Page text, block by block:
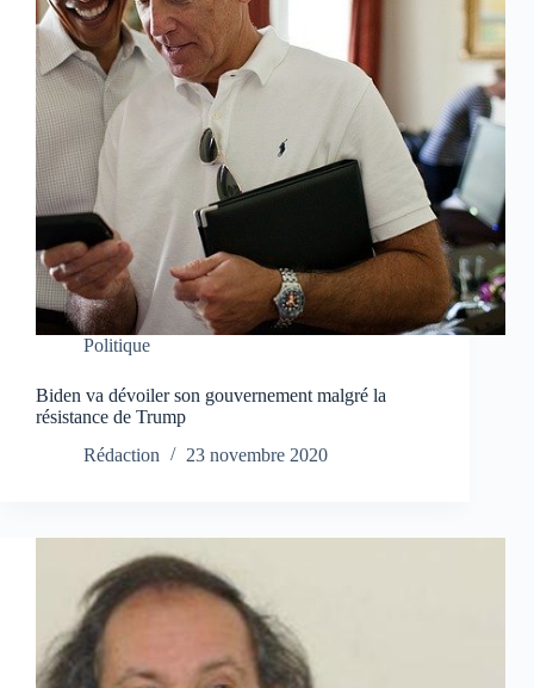
Politique
Biden va dévoiler son gouvernement malgré la
résistance de Trump
Rédaction
23 novembre 2020